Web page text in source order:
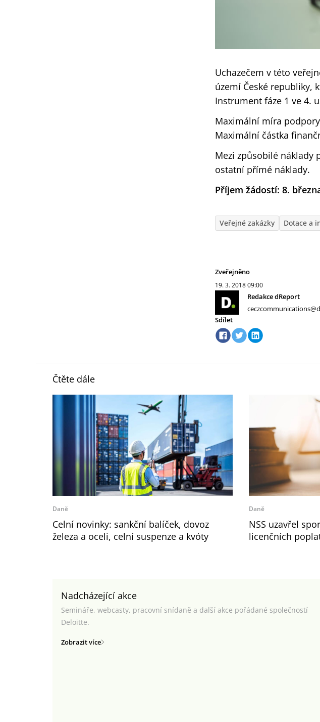
Uchazečem v této
území České republiky,
Instrument fáze 1 ve 4.
Maximální míra
Maximální částka
Mezi způsobilé náklady
ostatní přímé náklady.
Příjem žádostí: 8.
Veřejné zakázky Dotace a
Zveřejněno
19. 3. 201809:00
Redakce dReport
Sdílet
Čtěte dále
Daně
Celní novinky: sankční balíček, dovoz
železa a oceli, celní suspenze a kvóty
Daně
NSS uzavřel
licenčních
Nadcházející akce
Semináře, webcasty, pracovní snídaně a další akce pořádané společností
Deloitte.
Zobrazit více